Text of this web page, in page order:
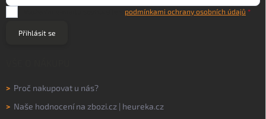
podmínkami ochrany osobních údajů
Přihlásit se
> Proč nakupovat u nás?
> Naše hodnocení na zbozi.cz | heureka.cz